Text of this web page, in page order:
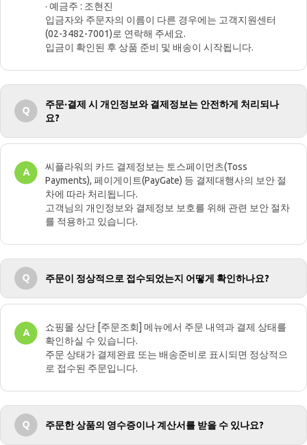
· 예금주 : 조현진
입금자와 주문자의 이름이 다른 경우에는 고객지원센터
(02-3482-7001)로 연락해 주세요.
입금이 확인된 후 상품 준비 및 배송이 시작됩니다.
주문·결제 시 개인정보와 결제정보는 안전하게 처리되나
요?
씨플라워의 카드 결제정보는 토스페이먼츠(Toss
Payments), 페이게이트(PayGate) 등 결제대행사의 보안 절
차에 따라 처리됩니다.
고객님의 개인정보와 결제정보 보호를 위해 관련 보안 절차
를 적용하고 있습니다.
주문이 정상적으로 접수되었는지 어떻게 확인하나요?
쇼핑몰 상단 [주문조회] 메뉴에서 주문 내역과 결제 상태를
확인하실 수 있습니다.
주문 상태가 결제완료 또는 배송준비로 표시되면 정상적으
로 접수된 주문입니다.
주문한 상품의 영수증이나 계산서를 받을 수 있나요?